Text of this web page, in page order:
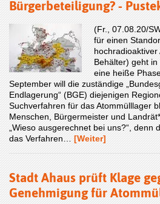
Bürgerbeteiligung? -
(Fr., 07.08.20/
für einen
hochradioaktiver
Behälter) geht
eine heiße
September will die zuständige
Endlagerung“ (BGE) diejenigen
Suchverfahren für das Atommülllager
Menschen, Bürgermeister und
„Wieso ausgerechnet bei uns?“, denn
das Verfahren… [Weiter]
Stadt Ahaus prüft Klage
Genehmigung für